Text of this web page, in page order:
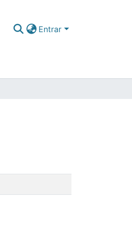
Entrar